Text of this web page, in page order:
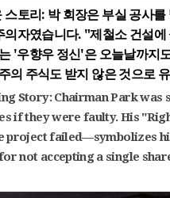
스토리: 박 회장은 부실 공사
의자였습니다. "제철소 건설
'우향우 정신'은 오늘날까지
의 주식도 받지 않은 것으로
Story:Chairman Park was
if they were faulty. His
project failed—symbolizes
not accepting a single